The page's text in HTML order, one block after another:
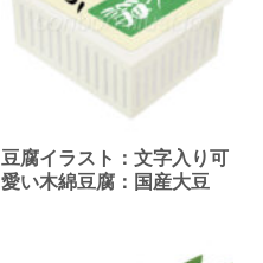
豆腐イラスト：文字入り可
愛い木綿豆腐：国産大豆